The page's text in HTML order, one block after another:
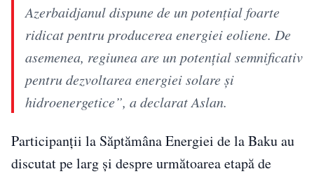
Azerbaidjanul dispune de un potențial foarte
ridicat pentru producerea energiei eoliene. De
asemenea, regiunea are un potențial semnificativ
pentru dezvoltarea energiei solare și
hidroenergetice”, a declarat Aslan.
Participanții la Săptămâna Energiei de la Baku au
discutat pe larg și despre următoarea etapă de